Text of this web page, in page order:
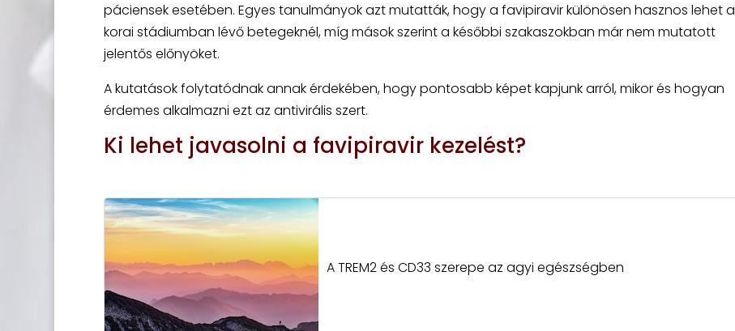
páciensek esetében. Egyes tanulmányok azt mutatták, hogy a favipiravir különösen hasznos lehet a
korai stádiumban lévő betegeknél, míg mások szerint a későbbi szakaszokban már nem mutatott
jelentős előnyöket.
A kutatások folytatódnak annak érdekében, hogy pontosabb képet kapjunk arról, mikor és hogyan
érdemes alkalmazni ezt az antivirális szert.
Ki lehet javasolni a favipiravir kezelést?
A TREM2 és CD33 szerepe az agyi egészségben